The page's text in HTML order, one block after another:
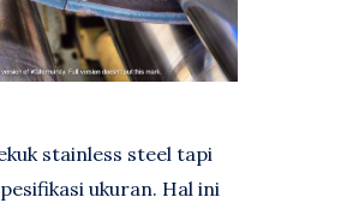
stainless steel tapi
ukuran. Hal ini